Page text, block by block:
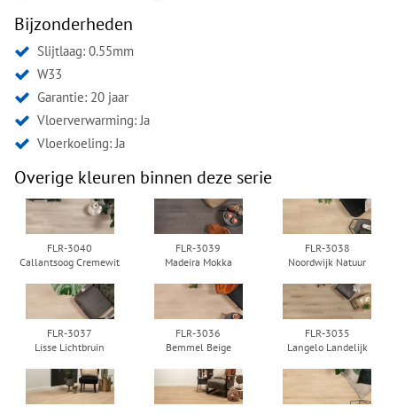
Bijzonderheden
Slijtlaag: 0.55mm
W33
Garantie: 20 jaar
Vloerverwarming: Ja
Vloerkoeling: Ja
Overige kleuren binnen deze serie
FLR-3040
Callantsoog Cremewit
FLR-3039
Madeira Mokka
FLR-3038
Noordwijk Natuur
FLR-3037
Lisse Lichtbruin
FLR-3036
Bemmel Beige
FLR-3035
Langelo Landelijk